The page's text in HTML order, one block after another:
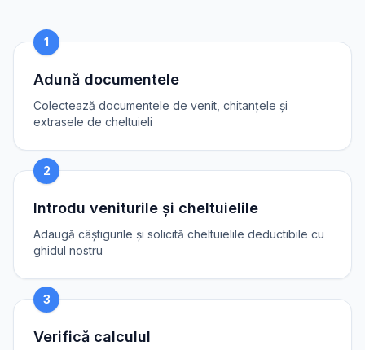
1
Adună documentele
Colectează documentele de venit, chitanțele și
extrasele de cheltuieli
2
Introdu veniturile și cheltuielile
Adaugă câștigurile și solicită cheltuielile deductibile cu
ghidul nostru
3
Verifică calculul